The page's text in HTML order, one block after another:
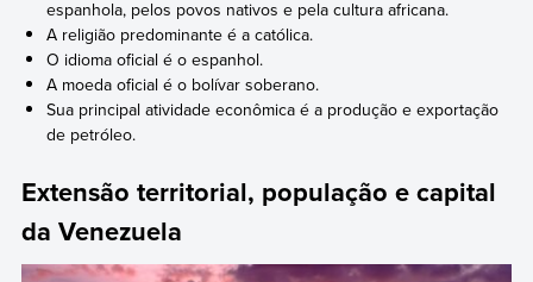
espanhola, pelos povos nativos e pela cultura africana.
A religião predominante é a católica.
O idioma oficial é o espanhol.
A moeda oficial é o bolívar soberano.
Sua principal atividade econômica é a produção e exportação
de petróleo.
Extensão territorial, população e capital
da Venezuela